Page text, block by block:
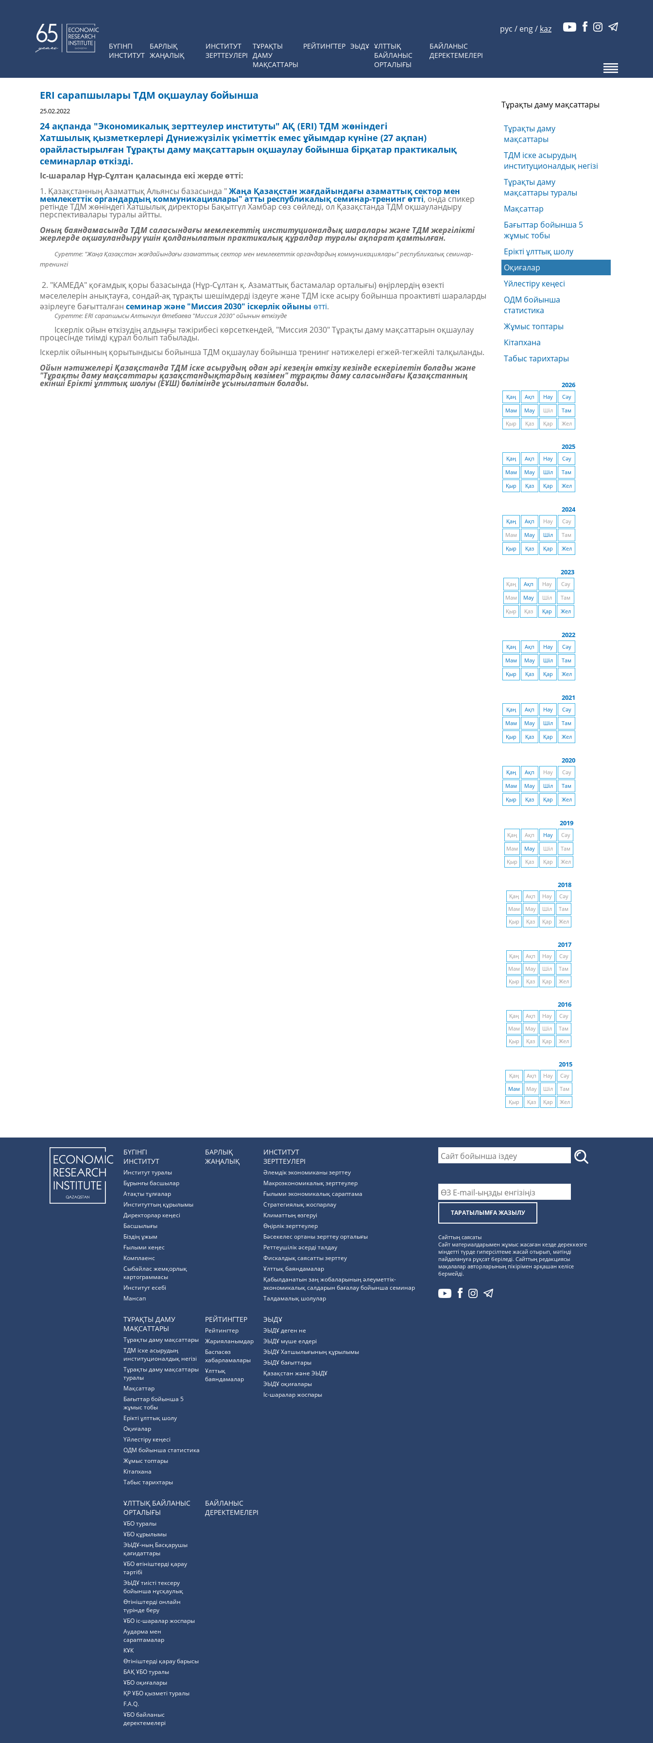
БҮГІНГІ
ИНСТИТУТ
БАРЛЫҚ
ЖАҢАЛЫҚ
ИНСТИТУТ
ЗЕРТТЕУЛЕРІ
ТҰРАҚТЫ
ДАМУ
МАҚСАТТАРЫ
РЕЙТИНГТЕР ЭЫДҰ ҰЛТТЫҚ
БАЙЛАНЫС
ОРТАЛЫҒЫ
БАЙЛАНЫС
ДЕРЕКТЕМЕЛЕРІ
рус / eng/ kaz
ERI сарапшылары ТДМ оқшаулау бойынша
25.02.2022
24 ақпанда "Экономикалық зерттеулер институты" АҚ (ERI) ТДМ жөніндегі
Хатшылық қызметкерлері Дүниежүзілік үкіметтік емес ұйымдар күніне (27 ақпан)
орайластырылған Тұрақты даму мақсаттарын оқшаулау бойынша бірқатар практикалық
семинарлар өткізді.
Іс-шаралар Нұр-Сұлтан қаласында екі жерде өтті:
1. Қазақстанның Азаматтық Альянсы базасында "Жаңа Қазақстан жағдайындағы азаматтық сектор мен
мемлекеттік органдардың коммуникациялары" атты республикалық семинар-тренинг өтті, онда спикер
ретінде ТДМ жөніндегі Хатшылық директоры Бақытгүл Хамбар сөз сөйледі, ол Қазақстанда ТДМ оқшауландыру
перспективалары туралы айтты.
Оның баяндамасында ТДМ саласындағы мемлекеттің институционалдық шаралары және ТДМ жергілікті
жерлерде оқшауландыру үшін қолданылатын практикалық құралдар туралы ақпарат қамтылған.
Суретте: "Жаңа Қазақстан жағдайындағы азаматтық сектор мен мемлекеттік органдардың коммуникациялары" республикалық семинар-
тренингі
2. "КАМЕДА" қоғамдық қоры базасында (Нұр-Сұлтан қ. Азаматтық бастамалар орталығы) өңірлердің өзекті
мәселелерін анықтауға, сондай-ақ тұрақты шешімдерді іздеуге және ТДМ іске асыру бойынша проактивті шараларды
әзірлеуге бағытталған семинар және "Миссия 2030" іскерлік ойыны өтті.
Суретте: ERI сарапшысы Алтынгүл Өтебаева "Миссия 2030" ойынын өткізуде
Іскерлік ойын өткізудің алдыңғы тәжірибесі көрсеткендей, "Миссия 2030" Тұрақты даму мақсаттарын оқшаулау
процесінде тиімді құрал болып табылады.
Іскерлік ойынның қорытындысы бойынша ТДМ оқшаулау бойынша тренинг нәтижелері егжей-тегжейлі талқыланды.
Ойын нәтижелері Қазақстанда ТДМ іске асырудың одан әрі кезеңін өткізу кезінде ескерілетін болады және
"Тұрақты даму мақсаттары қазақстандықтардың көзімен" тұрақты даму саласындағы Қазақстанның
екінші Ерікті ұлттық шолуы (ЕҰШ) бөлімінде ұсынылатын болады.
Тұрақты даму мақсаттары
Тұрақты даму
мақсаттары
ТДМ іске асырудың
институционалдық негізі
Тұрақты даму
мақсаттары туралы
Мақсаттар
Бағыттар бойынша 5
жұмыс тобы
Ерікті ұлттық шолу
Оқиғалар
Үйлестіру кеңесі
ОДМ бойынша
статистика
Жұмыс топтары
Кітапхана
Табыс тарихтары
2026
Қаң Ақп Нау
Сәу
Мам
Мау Шіл
Там
Қыр
Қаз Қар Жел
2025
Қаң Ақп Нау
Сәу
Мам
Мау Шіл
Там
Қыр
Қаз Қар Жел
2024
Қаң Ақп Нау
Сәу
Мам
Мау Шіл
Там
Қыр
Қаз Қар Жел
2023
Қаң Ақп Нау
Сәу
Мам
Мау Шіл
Там
Қыр
Қаз Қар Жел
2022
Қаң Ақп Нау
Сәу
Мам
Мау Шіл
Там
Қыр
Қаз Қар Жел
2021
Қаң Ақп Нау
Сәу
Мам
Мау Шіл
Там
Қыр
Қаз Қар Жел
2020
Қаң Ақп Нау
Сәу
Мам
Мау Шіл
Там
Қыр
Қаз Қар Жел
2019
Қаң Ақп Нау
Сәу
Мам
Мау Шіл
Там
Қыр
Қаз Қар Жел
2018
Қаң Ақп Нау
Сәу
Мам
Мау Шіл
Там
Қыр
Қаз Қар Жел
2017
Қаң Ақп Нау
Сәу
Мам
Мау Шіл
Там
Қыр
Қаз Қар Жел
2016
Қаң Ақп Нау
Сәу
Мам
Мау Шіл
Там
Қыр
Қаз Қар Жел
2015
Қаң Ақп Нау
Сәу
Мам
Мау Шіл
Там
Қыр
Қаз Қар Жел
БҮГІНГІ
ИНСТИТУТ
Институт туралы
Бұрынғы басшылар
Атақты тұлғалар
Институттың құрылымы
Директорлар кеңесі
Басшылығы
Біздің ұжым
Ғылыми кеңес
Комплаенс
Cыбайлас жемқорлық
картограммасы
Институт есебі
Мансап
БАРЛЫҚ
ЖАҢАЛЫҚ
ИНСТИТУТ
ЗЕРТТЕУЛЕРІ
Әлемдік экономиканы зерттеу
Макроэкономикалық зерттеулер
Ғылыми экономикалық сараптама
Стратегиялық жоспарлау
Климаттың өзгеруі
Өңірлік зерттеулер
Бәсекелес ортаны зерттеу орталығы
Реттеушілік әсерді талдау
Фискалдық саясатты зерттеу
Ұлттық баяндамалар
Қабылданатын заң жобаларының әлеуметтік-
экономикалық салдарын бағалау бойынша семинар
Талдамалық шолулар
ТҰРАҚТЫ ДАМУ
МАҚСАТТАРЫ
Тұрақты даму мақсаттары
ТДМ іске асырудың
институционалдық негізі
Тұрақты даму мақсаттары
туралы
Мақсаттар
Бағыттар бойынша 5
жұмыс тобы
Ерікті ұлттық шолу
Оқиғалар
Үйлестіру кеңесі
ОДМ бойынша статистика
Жұмыс топтары
Кітапхана
Табыс тарихтары
РЕЙТИНГТЕР
Рейтингтер
Жарияланымдар
Баспасөз
хабарламалары
Ұлттық
баяндамалар
ЭЫДҰ
ЭЫДҰ деген не
ЭЫДҰ мүше елдері
ЭЫДҰ Хатшылығының құрылымы
ЭЫДҰ бағыттары
Қазақстан және ЭЫДҰ
ЭЫДҰ оқиғалары
Іс-шаралар жоспары
ҰЛТТЫҚ БАЙЛАНЫС
ОРТАЛЫҒЫ
ҰБО туралы
ҰБО құрылымы
ЭЫДҰ-ның Басқарушы
қағидаттары
ҰБО өтініштерді қарау
тәртібі
ЭЫДҰ тиісті тексеру
бойынша нұсқаулық
Өтініштерді онлайн
түрінде беру
ҰБО іс-шаралар жоспары
Аударма мен
сараптамалар
КҰК
Өтініштерді қарау барысы
БАҚ ҰБО туралы
ҰБО оқиғалары
ҚР ҰБО қызметі туралы
F.A.Q.
ҰБО байланыс
деректемелерi
БАЙЛАНЫС
ДЕРЕКТЕМЕЛЕРІ
ТАРАТЫЛЫМҒА ЖАЗЫЛУ
Сайттың саясаты
Сайт материалдарымен жұмыс жасаған кезде дереккөзге
міндетті түрде гиперсілтеме жасай отырып, мәтінді
пайдалануға рұқсат беріледі. Сайттың редакциясы
мақалалар авторларының пікірімен әрқашан келісе
бермейді.